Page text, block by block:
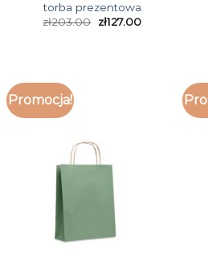
torba prezentowa
zł203.00 zł127.00
Promocja!